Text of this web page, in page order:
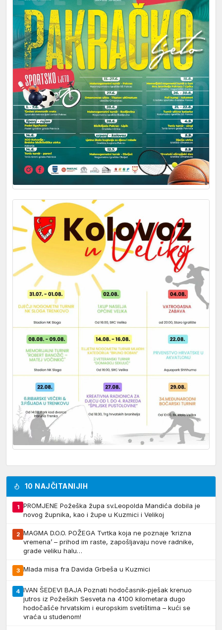
10 NAJČITANIJIH
1
PROMJENE Požeška župa sv.Leopolda Mandića dobila je
novog župnika, kao i župe u Kuzmici i Velikoj
2 MAGMA D.O.O. POŽEGA Tvrtka koja ne poznaje ‘krizna
vremena’ – prihod im raste, zapošljavaju nove radnike,
grade veliku halu…
3 Mlada misa fra Davida Grbeša u Kuzmici
4 IVAN ŠEDEVI BAJA Poznati hodočasnik-pješak krenuo
jutros iz Požeških Sesveta na 4100 kilometara dugo
hodočašće hrvatskim i europskim svetištima – kući se
vraća u studenom!